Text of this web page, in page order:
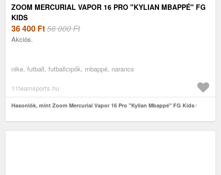
ZOOM MERCURIAL VAPOR 16 PRO "KYLIAN MBAPPÉ" FG
KIDS
36 400 Ft56 000 Ft
Akciós.
nike, futball, futballcipők, mbappé, narancs
11teamsports.hu
Hasonlók, mint Zoom Mercurial Vapor 16 Pro "Kylian Mbappé" FG Kids